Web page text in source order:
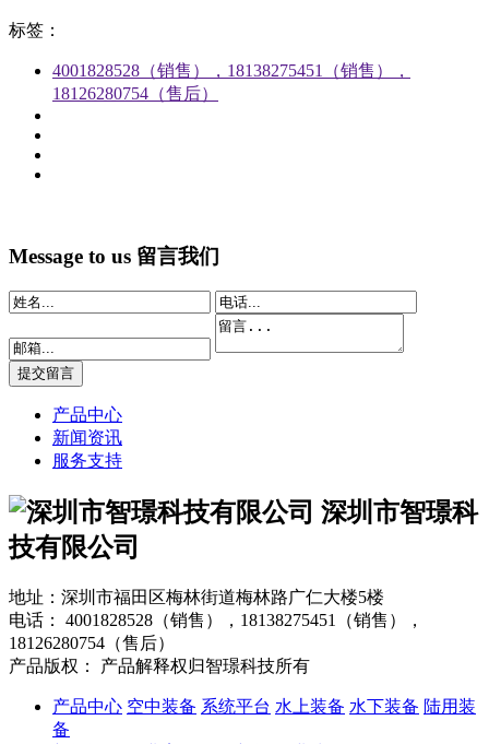
标签：
4001828528（销售），18138275451（销售），
18126280754（售后）
Message to us 留言我们
产品中心
新闻资讯
服务支持
深圳市智璟科
技有限公司
地址：深圳市福田区梅林街道梅林路广仁大楼5楼
电话： 4001828528（销售），18138275451（销售），
18126280754（售后）
产品版权： 产品解释权归智璟科技所有
产品中心 空中装备 系统平台 水上装备 水下装备 陆用装
备